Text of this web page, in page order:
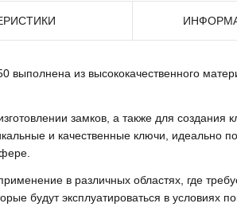
выполнена из высококачественного
замков, а также для
и качественные ключи, идеально
в различных областях, где
будут эксплуатироваться в условиях